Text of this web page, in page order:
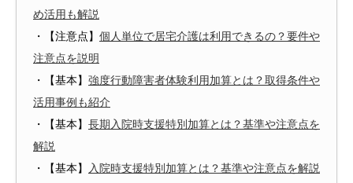
め活用も解説
・【注意点】 個人単位で居宅介護は利用できるの？要件や
注意点を説明
・【基本】 強度行動障害者体験利用加算とは？取得条件や
活用事例も紹介
・【基本】 長期入院時支援特別加算とは？基準や注意点を
解説
・【基本】
入院時支援特別加算とは？基準や注意点を解説